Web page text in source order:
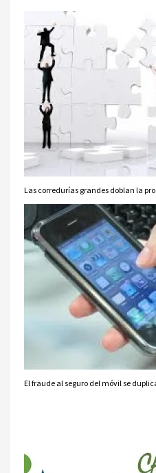
Las corredurías grandes doblan la
El fraude al seguro del móvil se